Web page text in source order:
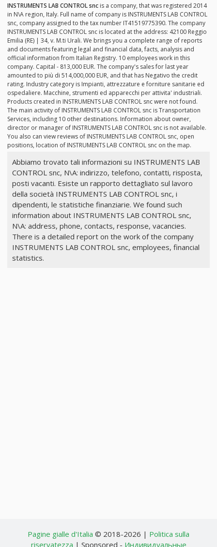
INSTRUMENTS LAB CONTROL snc is a company, that was registered 2014
in N\A region, Italy. Full name of company is INSTRUMENTS LAB CONTROL
snc, company assigned to the tax number IT41519775390. The company
INSTRUMENTS LAB CONTROL snc is located at the address: 42100 Reggio
Emilia (RE) | 34, v. M.ti Urali. We brings you a complete range of reports
and documents featuring legal and financial data, facts, analysis and
official information from Italian Registry. 10 employees work in this
company. Capital - 813,000 EUR. The company's sales for last year
amounted to più di 514,000,000 EUR, and that has Negativo the credit
rating. Industry category is Impianti, attrezzature e forniture sanitarie ed
ospedaliere. Macchine, strumenti ed apparecchi per attivita' industriali.
Products created in INSTRUMENTS LAB CONTROL snc were not found.
The main activity of INSTRUMENTS LAB CONTROL snc is Transportation
Services, including 10 other destinations. Information about owner,
director or manager of INSTRUMENTS LAB CONTROL snc is not available.
You also can view reviews of INSTRUMENTS LAB CONTROL snc, open
positions, location of INSTRUMENTS LAB CONTROL snc on the map.
Abbiamo trovato tali informazioni su INSTRUMENTS LAB
CONTROL snc, N\A: indirizzo, telefono, contatti, risposta,
posti vacanti. Esiste un rapporto dettagliato sul lavoro
della società INSTRUMENTS LAB CONTROL snc, i
dipendenti, le statistiche finanziarie. We found such
information about INSTRUMENTS LAB CONTROL snc,
N\A: address, phone, contacts, response, vacancies.
There is a detailed report on the work of the company
INSTRUMENTS LAB CONTROL snc, employees, financial
statistics.
Pagine gialle d'Italia © 2018-2026 | Politica sulla
riservatezza | Sponsored - Индивидуальные